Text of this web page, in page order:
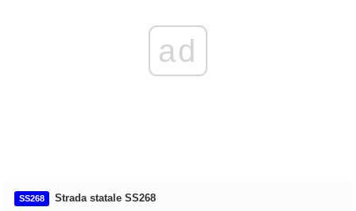
ad
SS268
Strada statale SS268